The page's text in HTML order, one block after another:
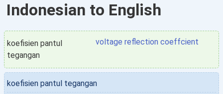
Indonesian to English
koefisien pantul
tegangan
voltage reflection coeffcient
koefisien pantul tegangan